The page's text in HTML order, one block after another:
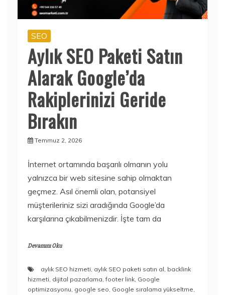
SEO
Aylık SEO Paketi Satın
Alarak Google’da
Rakiplerinizi Geride
Bırakın
Temmuz 2, 2026
İnternet ortamında başarılı olmanın yolu
yalnızca bir web sitesine sahip olmaktan
geçmez. Asıl önemli olan, potansiyel
müşterileriniz sizi aradığında Google’da
karşılarına çıkabilmenizdir. İşte tam da
Devamını Oku
aylık SEO hizmeti aylık SEO paketi satın al backlink
hizmeti dijital pazarlama ,footer link Google
optimizasyonu google seo Google sıralama yükseltme